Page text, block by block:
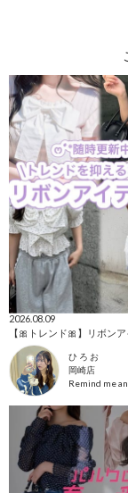
2026.08.09
【🎀トレンド🎀】リボン
ひ ろ お
岡崎店
Remind me